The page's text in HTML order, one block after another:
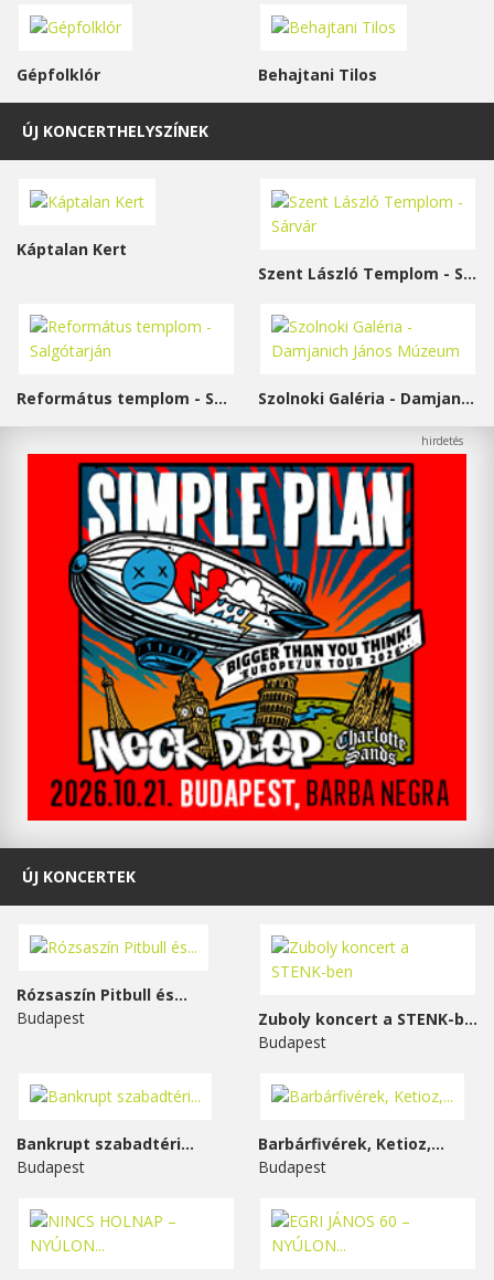
Gépfolklór Behajtani Tilos
ÚJ KONCERTHELYSZÍNEK
Káptalan Kert
Szent László Templom - Sárvár
Református templom - Salgótarján Szolnoki Galéria - Damjanich János Múzeum
ÚJ KONCERTEK
Rózsaszín Pitbull és...
Budapest
Zuboly koncert a STENK-ben
Budapest
Bankrupt szabadtéri...
Budapest
Barbárfivérek, Ketioz,...
Budapest